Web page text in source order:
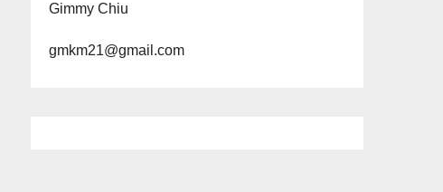
Gimmy Chiu
gmkm21@gmail.com